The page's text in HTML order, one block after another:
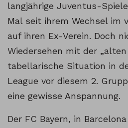
langjährige Juventus-
Mal seit ihrem Wechsel im
auf ihren Ex-Verein. Doch
Wiedersehen mit der „alten
tabellarische Situation in
League vor diesem 2.
eine gewisse Anspannung.
Der FC Bayern, in